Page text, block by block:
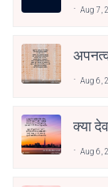
Aug 7,
Aug 6,
क्या
Aug 6,